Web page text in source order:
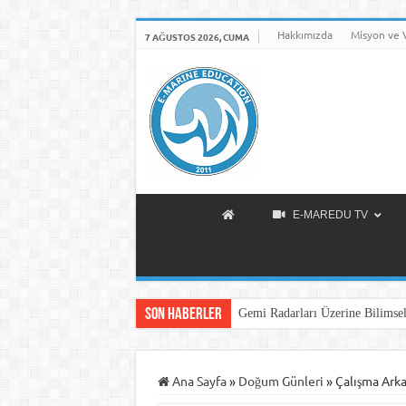
7 AĞUSTOS 2026, CUMA Hakkımızda Misyon ve
E-MAREDU TV
Son Haberler Gemi Radarları Üzerine
Ana Sayfa» Doğum Günleri »Çalışma